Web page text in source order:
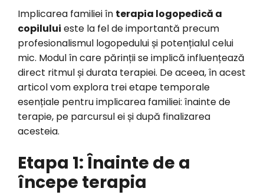
Implicarea familiei în terapia logopedică a
copilului este la fel de importantă precum
profesionalismul logopedului și potențialul celui
mic. Modul în care părinții se implică influențează
direct ritmul și durata terapiei. De aceea, în acest
articol vom explora trei etape temporale
esențiale pentru implicarea familiei: înainte de
terapie, pe parcursul ei și după finalizarea
acesteia.
Etapa 1: Înainte de a
începe terapia